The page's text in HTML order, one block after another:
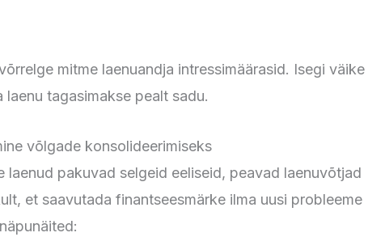
mitme laenuandja intressimäärasid. Isegi väike
tagasimakse pealt sadu.
võlgade konsolideerimiseks
laenud pakuvad selgeid eeliseid, peavad laenuvõtjad
et saavutada finantseesmärke ilma uusi probleeme